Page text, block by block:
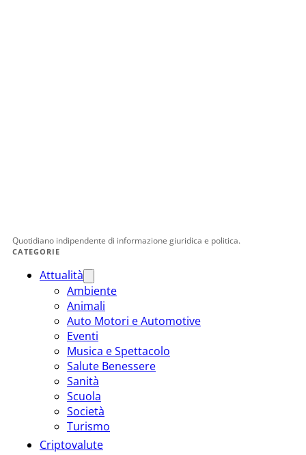
Quotidiano indipendente di informazione giuridica e politica.
CATEGORIE
Attualità
Ambiente
Animali
Auto Motori e Automotive
Eventi
Musica e Spettacolo
Salute Benessere
Sanità
Scuola
Società
Turismo
Criptovalute